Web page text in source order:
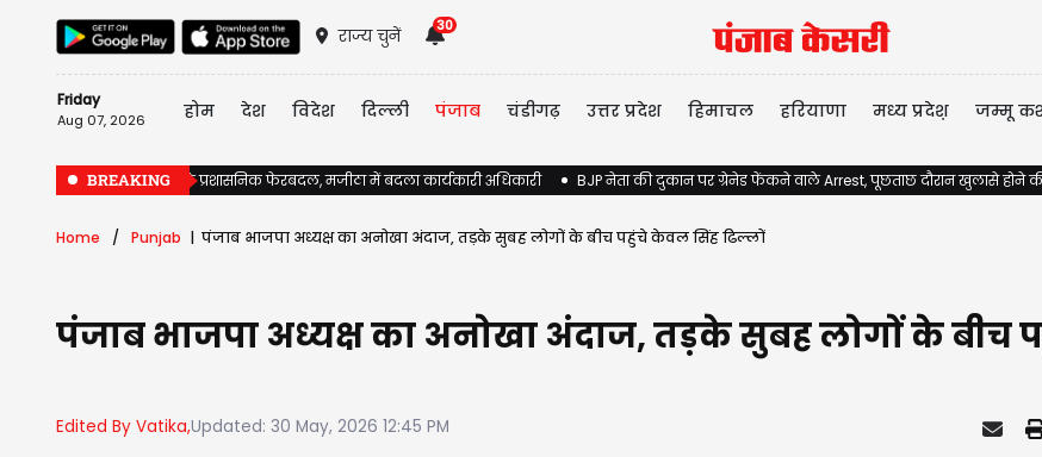
राज्य चुनें
30
Friday
Aug 07, 2026 होम देश विदेश दिल्ली पंजाब चंडीगढ़ उत्तर प्रदेश हिमाचल हरियाणा मध्य प्रदेश़ जम्मू
BREAKING
पंजाब में चुनावों से पहले प्रशासनिक फेरबदल, मजीठा में बदला कार्यकारी अधिकारी BJP नेता की दुकान पर ग्रेनेड फेंकने वाले Arrest, पूछताछ दौरान खुलासे होने
Home Punjab पंजाब भाजपा अध्यक्ष का अनोखा अंदाज, तड़के सुबह लोगों के बीच पहुंचे केवल सिंह ढिल्लों
पंजाब भाजपा अध्यक्ष का अनोखा अंदाज, तड़के सुबह लोगों के बीच
Edited By Vatika,Updated: 30 May, 2026 12:45 PM